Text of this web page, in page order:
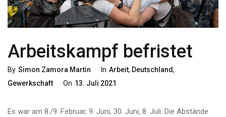
Arbeitskampf befristet
By Simon Zamora Martin Categories
In Arbeit, Deutschland,
Gewerkschaft
Posted
On 13. Juli 2021
Es war am 8./9. Februar, 9. Juni, 30. Juni, 8. Juli: Die Abstände